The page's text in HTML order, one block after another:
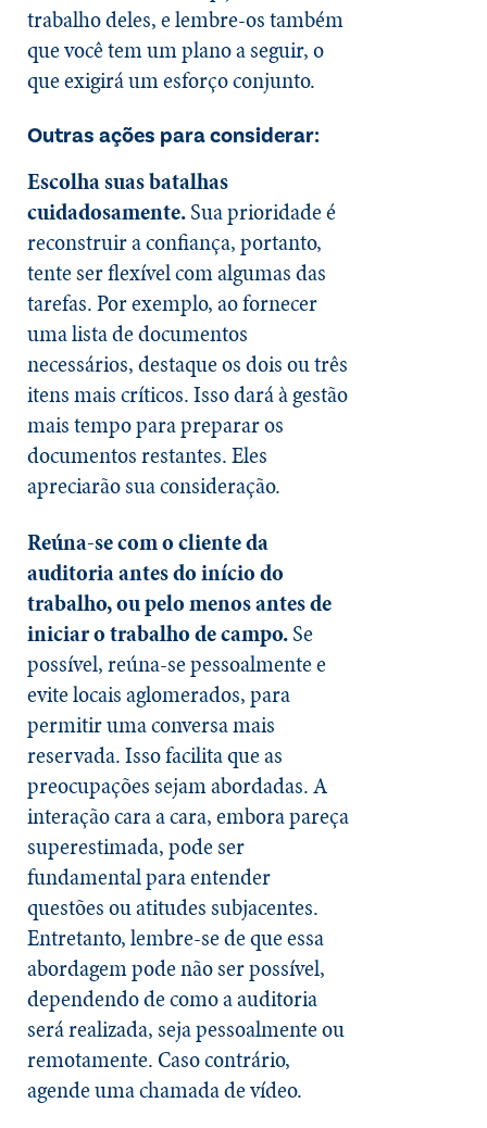
trabalho deles, e lembre-os também
que você tem um plano a seguir, o
que exigirá um esforço conjunto.
Outras ações para considerar:
Escolha suas batalhas
cuidadosamente.Sua prioridade é
reconstruir a confiança, portanto,
tente ser flexível com algumas das
tarefas. Por exemplo, ao fornecer
uma lista de documentos
necessários, destaque os dois ou três
itens mais críticos. Isso dará à gestão
mais tempo para preparar os
documentos restantes. Eles
apreciarão sua consideração.
Reúna-se com o cliente da
auditoria antes do início do
trabalho, ou pelo menos antes de
iniciar o trabalho de campo.Se
possível, reúna-se pessoalmente e
evite locais aglomerados, para
permitir uma conversa mais
reservada. Isso facilita que as
preocupações sejam abordadas. A
interação cara a cara, embora pareça
superestimada, pode ser
fundamental para entender
questões ou atitudes subjacentes.
Entretanto, lembre-se de que essa
abordagem pode não ser possível,
dependendo de como a auditoria
será realizada, seja pessoalmente ou
remotamente. Caso contrário,
agende uma chamada de vídeo.